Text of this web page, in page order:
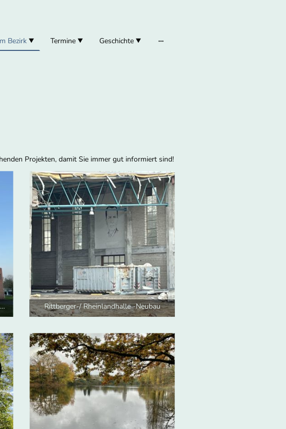
Bezirk Termine Geschichte
Projekten, damit Sie immer gut informiert sind!
Kesselhaus - Das neue Seidenweberhaus Rittberger-/ Rheinlandhalle -Neubau